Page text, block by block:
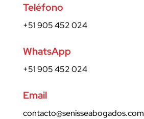
Teléfono
+51 905 452 024
WhatsApp
+51 905 452 024
Email
contacto@senisseabogados.com